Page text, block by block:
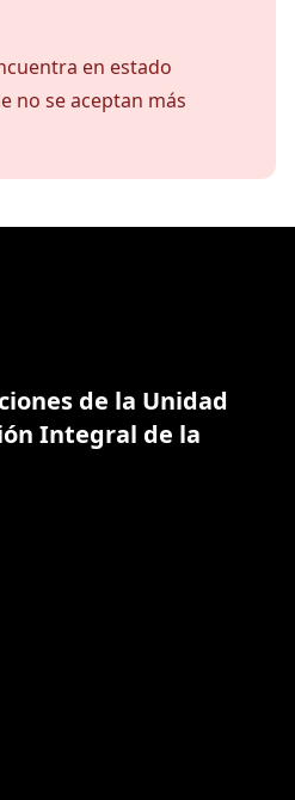
en estado
no se aceptan más
de la Unidad
Integral de la